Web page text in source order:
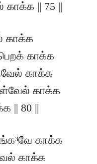
காக்க || 75 ||
காக்க
காக்க
காக்க
காக்க
|| 80 ||
காக்க
காக்க